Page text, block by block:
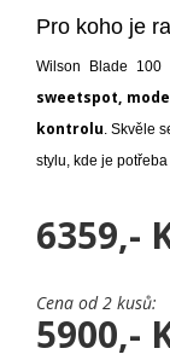
Pro koho je
Wilson Blade
sweetspot,
kontrolu. Skvěle
stylu, kde je
6359,-
Cena od 2 kusů:
5900,-